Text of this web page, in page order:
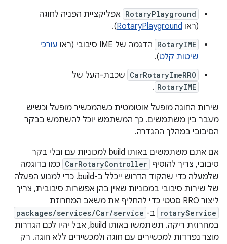
RotaryPlayground אפליקציית הפניה לחוגה
(ראו RotaryPlayground
).
RotaryIME הדגמה של IME סיבובי (ראו
עורכי
שיטות קלט).
CarRotaryImeRRO שכבת-העל של
RotaryIME
.
שירות החוגה מופעל אוטומטית כשהמכשיר מופעל וכשיש
מעבר בין משתמשים. כך המשתמש יוכל להשתמש בבקר
הסיבובי במהלך ההגדרה.
אם אתם משתמשים באותו build למכוניות עם ובלי בקר
סיבובי, צריך להוסיף CarRotaryController כמו בדוגמה
שלמעלה כדי שהקוד הדרוש ייכלל ב-build. כדי למנוע הפעלה
של שירות סיבובי במכוניות שאין בהן אפשרות סיבובית, צריך
ליצור RRO סטטי כדי להחליף את משאב המחרוזת
rotaryService ב- packages/services/Car/service
במחרוזת ריקה. תשתמשו באותו build, אבל יהיו לכם הגדרות
מוצר נפרדות למכשירים עם חוגה ולמכשירים ללא חוגה. רק